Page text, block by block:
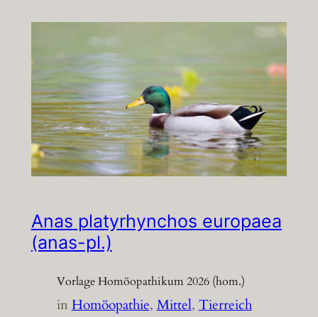
Anas platyrhynchos europaea
(anas-pl.)
Vorlage Homöopathikum 2026 (hom.)
inHomöopathie, Mittel, Tierreich